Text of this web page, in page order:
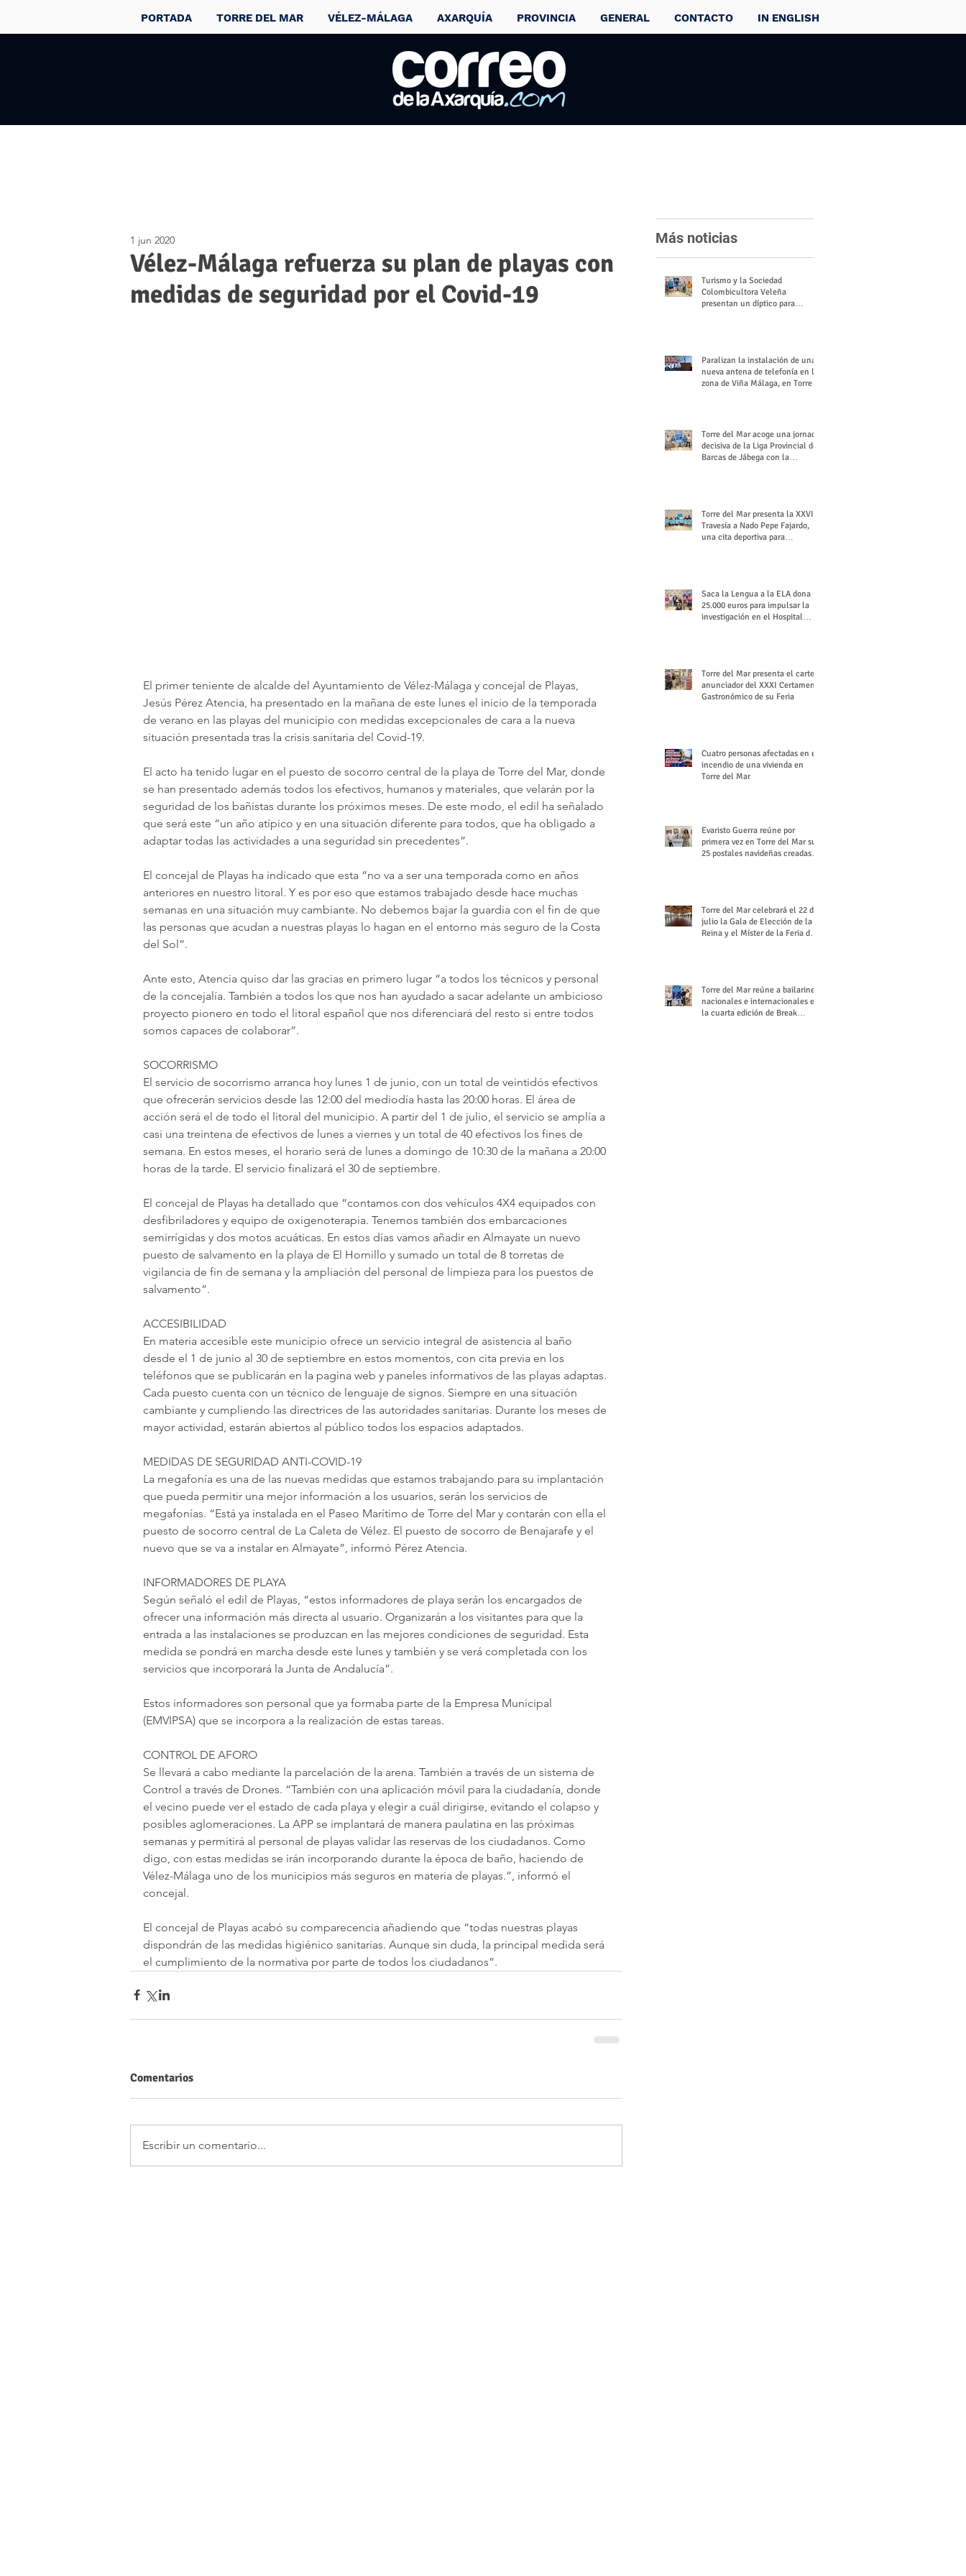
PORTADA TORRE DEL MAR VÉLEZ-MÁLAGA AXARQUÍA PROVINCIA GENERAL CONTACTO IN ENGLISH
Vélez-Málaga refuerza su plan de playas con
medidas de seguridad por el Covid-19
1 jun 2020
El primer teniente de alcalde del Ayuntamiento de Vélez-Málaga y concejal de Playas,
Jesús Pérez Atencia, ha presentado en la mañana de este lunes el inicio de la temporada
de verano en las playas del municipio con medidas excepcionales de cara a la nueva
situación presentada tras la crisis sanitaria del Covid-19.
El acto ha tenido lugar en el puesto de socorro central de la playa de Torre del Mar, donde
se han presentado además todos los efectivos, humanos y materiales, que velarán por la
seguridad de los bañistas durante los próximos meses. De este modo, el edil ha señalado
que será este “un año atípico y en una situación diferente para todos, que ha obligado a
adaptar todas las actividades a una seguridad sin precedentes”.
El concejal de Playas ha indicado que esta “no va a ser una temporada como en años
anteriores en nuestro litoral. Y es por eso que estamos trabajado desde hace muchas
semanas en una situación muy cambiante. No debemos bajar la guardia con el fin de que
las personas que acudan a nuestras playas lo hagan en el entorno más seguro de la Costa
del Sol”.
Ante esto, Atencia quiso dar las gracias en primero lugar “a todos los técnicos y personal
de la concejalía. También a todos los que nos han ayudado a sacar adelante un ambicioso
proyecto pionero en todo el litoral español que nos diferenciará del resto si entre todos
somos capaces de colaborar”.
SOCORRISMO
El servicio de socorrismo arranca hoy lunes 1 de junio, con un total de veintidós efectivos
que ofrecerán servicios desde las 12:00 del mediodía hasta las 20:00 horas. El área de
acción será el de todo el litoral del municipio. A partir del 1 de julio, el servicio se amplía a
casi una treintena de efectivos de lunes a viernes y un total de 40 efectivos los fines de
semana. En estos meses, el horario será de lunes a domingo de 10:30 de la mañana a 20:00
horas de la tarde. El servicio finalizará el 30 de septiembre.
El concejal de Playas ha detallado que “contamos con dos vehículos 4X4 equipados con
desfibriladores y equipo de oxigenoterapia. Tenemos también dos embarcaciones
semirrígidas y dos motos acuáticas. En estos días vamos añadir en Almayate un nuevo
puesto de salvamento en la playa de El Hornillo y sumado un total de 8 torretas de
vigilancia de fin de semana y la ampliación del personal de limpieza para los puestos de
salvamento”.
ACCESIBILIDAD
En materia accesible este municipio ofrece un servicio integral de asistencia al baño
desde el 1 de junio al 30 de septiembre en estos momentos, con cita previa en los
teléfonos que se publicarán en la pagina web y paneles informativos de las playas adaptas.
Cada puesto cuenta con un técnico de lenguaje de signos. Siempre en una situación
cambiante y cumpliendo las directrices de las autoridades sanitarias. Durante los meses de
mayor actividad, estarán abiertos al público todos los espacios adaptados.
MEDIDAS DE SEGURIDAD ANTI-COVID-19
La megafonía es una de las nuevas medidas que estamos trabajando para su implantación
que pueda permitir una mejor información a los usuarios, serán los servicios de
megafonías. “Está ya instalada en el Paseo Marítimo de Torre del Mar y contarán con ella el
puesto de socorro central de La Caleta de Vélez. El puesto de socorro de Benajarafe y el
nuevo que se va a instalar en Almayate”, informó Pérez Atencia.
INFORMADORES DE PLAYA
Según señaló el edil de Playas, “estos informadores de playa serán los encargados de
ofrecer una información más directa al usuario. Organizarán a los visitantes para que la
entrada a las instalaciones se produzcan en las mejores condiciones de seguridad. Esta
medida se pondrá en marcha desde este lunes y también y se verá completada con los
servicios que incorporará la Junta de Andalucía”.
Estos informadores son personal que ya formaba parte de la Empresa Municipal
(EMVIPSA) que se incorpora a la realización de estas tareas.
CONTROL DE AFORO
Se llevará a cabo mediante la parcelación de la arena. También a través de un sistema de
Control a través de Drones. “También con una aplicación móvil para la ciudadanía, donde
el vecino puede ver el estado de cada playa y elegir a cuál dirigirse, evitando el colapso y
posibles aglomeraciones. La APP se implantará de manera paulatina en las próximas
semanas y permitirá al personal de playas validar las reservas de los ciudadanos. Como
digo, con estas medidas se irán incorporando durante la época de baño, haciendo de
Vélez-Málaga uno de los municipios más seguros en materia de playas.”, informó el
concejal.
El concejal de Playas acabó su comparecencia añadiendo que “todas nuestras playas
dispondrán de las medidas higiénico sanitarias. Aunque sin duda, la principal medida será
el cumplimiento de la normativa por parte de todos los ciudadanos”.
Comentarios
Escribir un comentario...
Más noticias
Turismo y la Sociedad
Colombicultora Veleña
presentan un díptico para
Paralizan la instalación de una
nueva antena de telefonía en la
zona de Viña Málaga, en Torre
Torre del Mar acoge una jornada
decisiva de la Liga Provincial de
Barcas de Jábega con la
Torre del Mar presenta la XXVI
Travesía a Nado Pepe Fajardo,
una cita deportiva para
Saca la Lengua a la ELA dona
25.000 euros para impulsar la
investigación en el Hospital
Torre del Mar presenta el cartel
anunciador del XXXI Certamen
Gastronómico de su Feria
Cuatro personas afectadas en el
incendio de una vivienda en
Torre del Mar
Evaristo Guerra reúne por
primera vez en Torre del Mar sus
25 postales navideñas creadas
Torre del Mar celebrará el 22 de
julio la Gala de Elección de la
Reina y el Míster de la Feria de
Torre del Mar reúne a bailarines
nacionales e internacionales en
la cuarta edición de Break